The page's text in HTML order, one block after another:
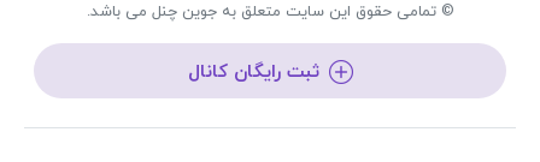
© تمامی حقوق این سایت متعلق به جوین چنل می باشد.
ثبت رایگان کانال